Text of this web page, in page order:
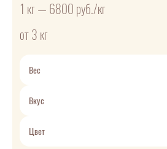
1 кг — 6800 руб./кг
от 3 кг
Вес
Вкус
Цвет